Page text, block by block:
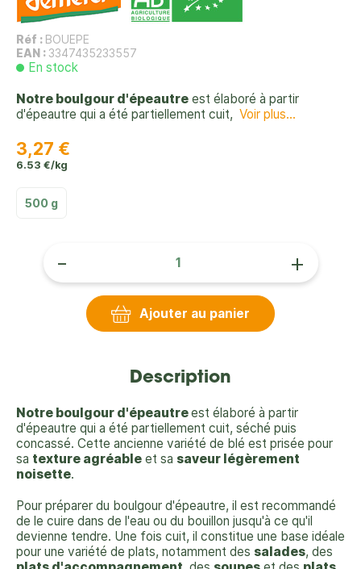
Réf : BOUEPE
EAN : 3347435233557
En stock
Notre boulgour d'épeautre est élaboré à partir
d'épeautre qui a été partiellement cuit, Voir plus...
3,27 €
6.53 €/kg
500 g
- +
Ajouter au panier
Description
Notre boulgour d'épeautreest élaboré à partir
d'épeautre qui a été partiellement cuit, séché puis
concassé. Cette ancienne variété de blé est prisée pour
sa texture agréable et sa saveur légèrement
noisette.
Pour préparer du boulgour d'épeautre, il est recommandé
de le cuire dans de l'eau ou du bouillon jusqu'à ce qu'il
devienne tendre. Une fois cuit, il constitue une base idéale
pour une variété de plats, notamment des salades, des